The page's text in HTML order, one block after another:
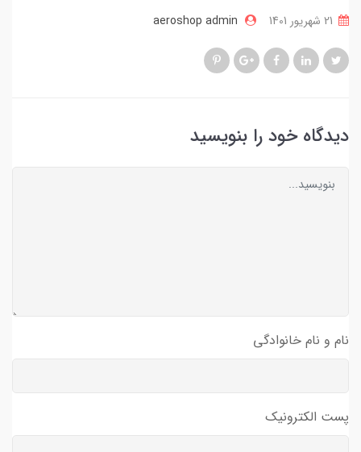
aeroshop admin
دیدگاه خود را بنویسید
نام و نام خانوادگی
پست الکترونیک